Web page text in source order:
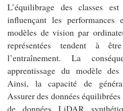
L’équilibrage des classes
influençant les performances
modèles de vision par
représentées tendent à
l’entraînement. La
apprentissage du modèle des
Ainsi, la capacité de
Assurer des données
de données LiDAR